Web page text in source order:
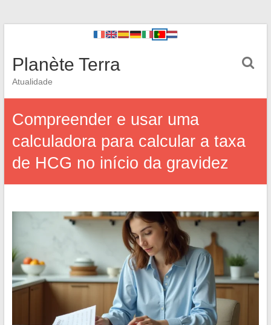
Planète Terra
Atualidade
Compreender e usar uma
calculadora para calcular a taxa
de HCG no início da gravidez